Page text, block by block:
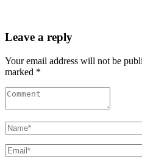
Leave a reply
Your email address will not be
marked *